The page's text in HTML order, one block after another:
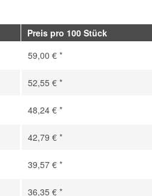
Preis pro 100 Stück
59,00 € *
52,55 € *
48,24 € *
42,79 € *
39,57 € *
36,35 € *